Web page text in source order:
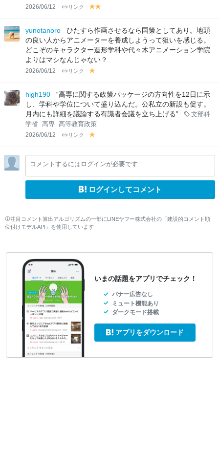
2026/06/12 リンク
y
lolo
w
yunotanoro
ひたすら作画させるなら国策としてあり。地頭
の良い人からアニメーターを養成しようって狙いを感じる。
どこぞのキャラクター造形学科や代々木アニメーション学院
よりはマシなんじゃない？
2026/06/12 リンク
lo
w
high190
“高専に関する政策パッケージの方向性を12日に示
し、学科や学位について盛り込んだ。公私立の新設も促す。
月内にも詳細を議論する有識者会議を立ち上げる”
文部科
学省 高専 高等教育政策
2026/06/12 リンク
lo
w
コメントするにはログインが必要です
ログインしてコメント
注目コメント算出アルゴリズムの一部にLINEヤフー株式会社の「建設的コメント順
位付けモデルAPI」を使用しています
いまの話題をアプリでチェック！
バナー広告なし
ミュート機能あり
ダークモード搭載
アプリをダウンロード